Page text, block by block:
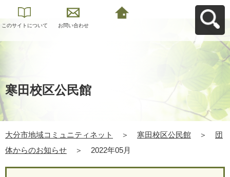
このサイトについて お問い合わせ
寒田校区公民館
大分市地域コミュニティネット ＞ 寒田校区公民館 ＞
団
体からのお知らせ
＞ 2022年05月